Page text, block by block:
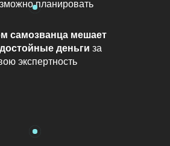
планировать
самозванца мешает
деньги за
экспертность